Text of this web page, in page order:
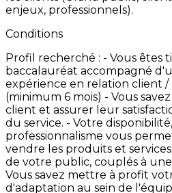
enjeux, professionnels).
Conditions
Profil recherché : - Vous êtes
baccalauréat accompagné
expérience en relation client /
(minimum 6 mois) - Vous savez
client et assurer leur
du service. - Votre disponibilité,
professionnalisme vous
vendre les produits et services
de votre public, couplés à une
Vous savez mettre à profit
d'adaptation au sein de